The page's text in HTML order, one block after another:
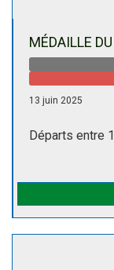
MÉDAILLE
13 juin 2025
Départs entre